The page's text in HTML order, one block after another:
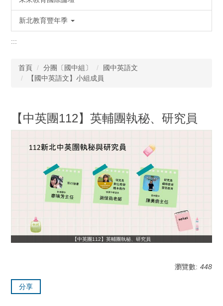
新北教育豐年季
:::
首頁 分團〔國中組〕
國中英語文
【國中英語文】小組成員
【中英團112】英輔團執秘、研究員
【中英團112】英輔團執秘、研究員
瀏覽數: 448
分享